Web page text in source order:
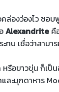
ล่องว่องไว ชอ
Alexandrite คื
บ เชื่อว่าสาม
อขาวขุ่น ก็เป็
ละมุกดาหาร